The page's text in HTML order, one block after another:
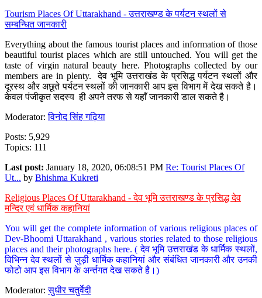
Tourism Places Of Uttarakhand - उत्तराखण्ड के पर्यटन स्थलों से
सम्बन्धित जानकारी
Everything about the famous tourist places and information of those
beautiful tourist places which are still untouched. You will get the
taste of virgin natural beauty here. Photographs collected by our
members are in plenty. देव भूमि उत्तराखंड के प्रसिद्ध पर्यटन स्थलों और
दूरस्थ और अछूते पर्यटन स्थलों की जानकारी आप इस विभाग में देख सकते है।
केवल पंजीकृत सदस्य ही अपने तरफ से यहाँ जानकारी डाल सकते है।
Moderator:विनोद सिंह गढ़िया
Posts: 5,929
Topics: 111
Last post: January 18, 2020, 06:08:51 PM Re: Tourist Places Of
Ut... by Bhishma Kukreti
Religious Places Of Uttarakhand - देव भूमि उत्तराखण्ड के प्रसिद्ध देव
मन्दिर एवं धार्मिक कहानियां
You will get the complete information of various religious places of
Dev-Bhoomi Uttarakhand , various stories related to those religious
places and their photographs here. ( देव भूमि उत्तराखंड के धार्मिक स्थलों,
विभिन्न देव स्थलों से जुड़ी धार्मिक कहानियां और संबंधित जानकारी और उनकी
फोटो आप इस विभाग के अर्न्तगत देख सकते है।)
Moderator:सुधीर चतुर्वेदी